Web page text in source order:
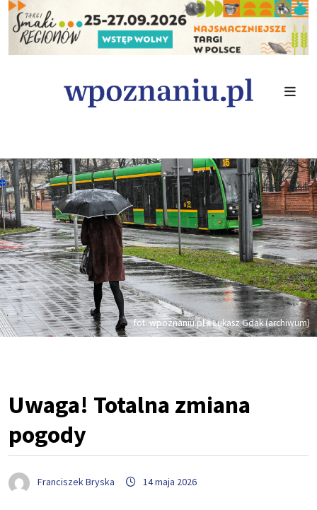
fot. wpoznaniu.pl / Łukasz Gdak (archiwum)
Uwaga! Totalna zmiana
pogody
Franciszek Bryska 14 maja 2026